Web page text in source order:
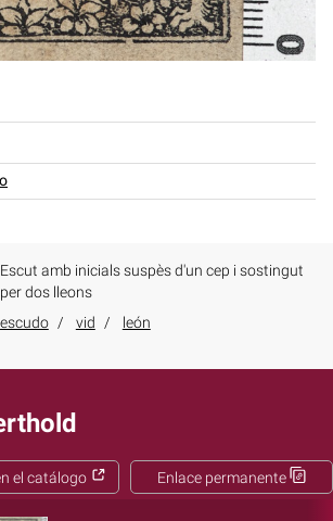
Escut amb inicials suspès d'un cep i sostingut
per dos lleons
escudo vid león
Enlace permanente
el catálogo